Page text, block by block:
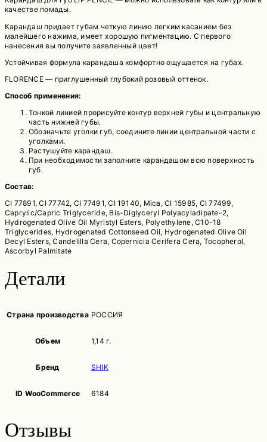
качестве помады.
Карандаш придает губам четкую линию легким касанием без
малейшего нажима, имеет хорошую пигментацию. С первого
нанесения вы получите заявленный цвет!
Устойчивая формула карандаша комфортно ощущается на губах.
FLORENCE — приглушенный глубокий розовый оттенок.
Способ применения:
Тонкой линией прорисуйте контур верхней губы и центральную
часть нижней губы.
Обозначьте уголки губ, соедините линии центральной части с
уголками.
Растушуйте карандаш.
При необходимости заполните карандашом всю поверхность
губ.
Состав:
CI 77891, CI 77742, CI 77491, CI 19140, Mica, CI 15985, CI 77499,
Caprylic/Capric Triglyceride, Bis-Diglyceryl Polyacyladipate-2,
Hydrogenated Olive Oil Myristyl Esters, Polyethylene, C10-18
Triglycerides, Hydrogenated Cottonseed Oil, Hydrogenated Olive Oil
Decyl Esters, Candelilla Cera, Copernicia Cerifera Cera, Tocopherol,
Ascorbyl Palmitate
Детали
Страна производства РОССИЯ
Объем 1,14 г.
Бренд SHIK
ID WooCommerce 6184
Отзывы